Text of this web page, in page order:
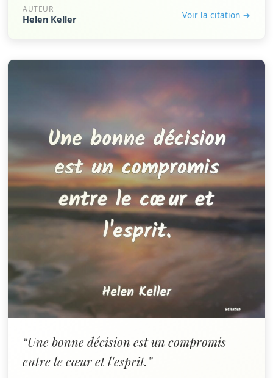
AUTEUR
Helen Keller Voir la citation →
“Une bonne décision est un compromis
entre le cœur et l'esprit.”